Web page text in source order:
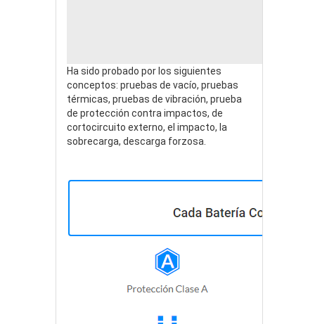
Ha sido probado por los siguientes
conceptos: pruebas de vacío, pruebas
térmicas, pruebas de vibración, prueba
de protección contra impactos, de
cortocircuito externo, el impacto, la
sobrecarga, descarga forzosa.